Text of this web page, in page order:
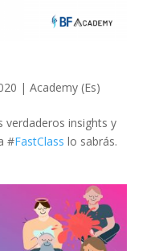
| Academy (Es)
verdaderos insights y
#FastClass lo sabrás.